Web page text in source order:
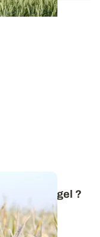
face au gel ?
gelées,